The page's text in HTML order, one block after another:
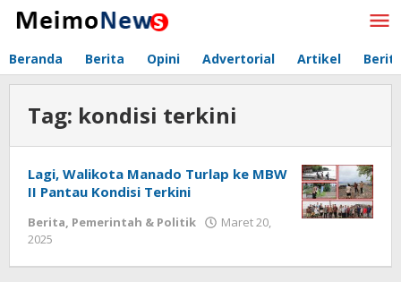
Lewati
Beranda Berita Opini Advertorial Artikel
Tag: kondisi terkini
Lagi, Walikota Manado Turlap ke MBW
II Pantau Kondisi Terkini
Berita, Pemerintah & Politik
Maret 20,
2025